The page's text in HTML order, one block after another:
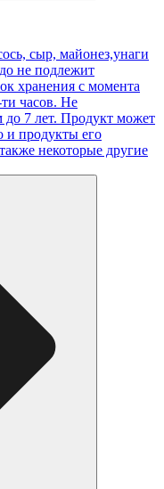
сыр, майонез,унаги
не подлежит
хранения с момента
часов. Не
до 7 лет. Продукт может
и продукты его
некоторые другие